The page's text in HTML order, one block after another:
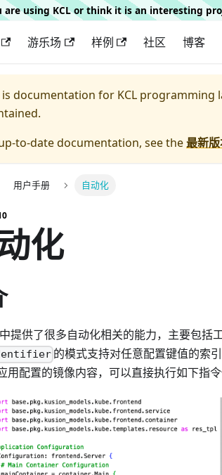
are using KCL or think it is an interesting
游乐场 样例 社区 博客
is documentation for KCL programming
to-date documentation, see the最新
用户手册 自动化
化
提供了很多自动化相关的能力，主要包括
的模式支持对任意配置键值的索
用配置的镜像内容，可以直接执行如下指